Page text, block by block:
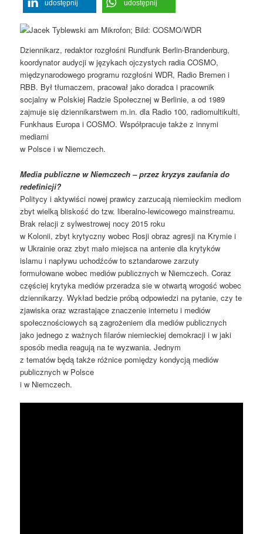
udostępnij udostępnij
Dziennikarz, redaktor rozgłośni Rundfunk Berlin-Brandenburg,
koordynator audycji w językach ojczystych radia COSMO,
międzynarodowego programu rozgłośni WDR, Radio Bremen i
RBB. Był tłumaczem, pracował jako doradca i pracownik
socjalny w Polskiej Radzie Społecznej w Berlinie, a od 1989
zajmuje się dziennikarstwem m.in. dla Radio 100, radiomultikulti,
Funkhaus Europa i COSMO. Współpracuje także z innymi
mediami
w Polsce i w Niemczech.
Media publiczne w Niemczech – przez kryzys zaufania do
redefinicji?
Politycy i aktywiści nowej prawicy zarzucają niemieckim mediom
zbyt wielką bliskość do tzw. liberalno-lewicowego mainstreamu.
Brak relacji z sylwestrowej nocy 2015 roku
w Kolonii, zbyt krytyczny wobec Rosji obraz agresji na Krymie i
w Ukrainie oraz zbyt mało miejsca na antenie dla krytyków
islamu i napływu uchodźców to sztandarowe zarzuty
formułowane wobec mediów publicznych w Niemczech. Coraz
częściej krytyka mediów przeradza sie w otwartą wrogość wobec
dziennikarzy. Wykład bedzie próbą odpowiedzi na pytanie, czy te
zjawiska oraz wzrastające znaczenie internetu i mediów
społecznościowych są zagrożeniem dla mediów publicznych
jako jednego z ważnych filarów niemieckiej demokracji i w jaki
sposób media reagują na te wyzwania. Jednym
z tematów będą także różnice pomiędzy kondycją mediów
publicznych w Polsce
i w Niemczech.